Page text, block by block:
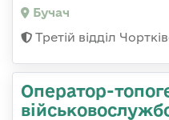
Бучач
Третій відділ
Оператор-